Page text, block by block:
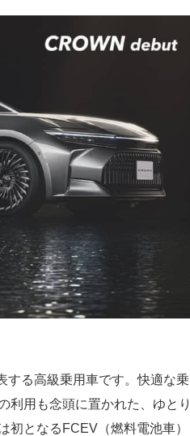
る高級乗用車です。快適な乗
利用も念頭に置かれた、ゆとり
初となるFCEV（燃料電池車）